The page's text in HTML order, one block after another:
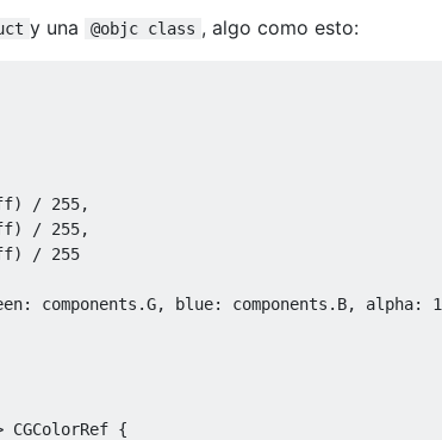
y una @objc class , algo como esto:
) / 255,
) / 255,
) / 255
: components .G, blue: components . B, alpha:
1
CGColorRef {